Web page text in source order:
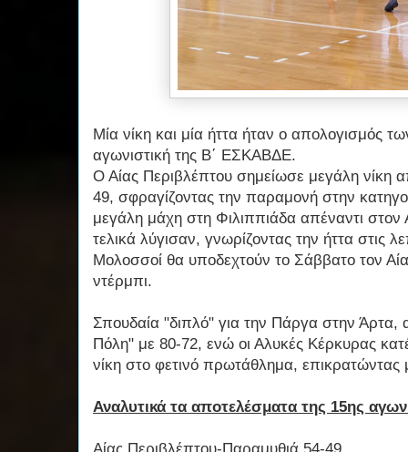
Μία νίκη και μία ήττα ήταν ο απολογισμός
αγωνιστική της Β΄ ΕΣΚΑΒΔΕ.
Ο Αίας Περιβλέπτου σημείωσε μεγάλη νίκη
49, σφραγίζοντας την παραμονή στην
μεγάλη μάχη στη Φιλιππιάδα απέναντι
τελικά λύγισαν, γνωρίζοντας την ήττα στις
Μολοσσοί θα υποδεχτούν το Σάββατο τον
ντέρμπι.
Σπουδαία "διπλό" για την Πάργα στην
Πόλη" με 80-72, ενώ οι Αλυκές Κέρκυρας
νίκη στο φετινό πρωτάθλημα,
Αναλυτικά τα αποτελέσματα της 15ης